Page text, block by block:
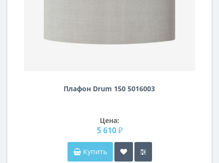
Плафон Drum 150 5016003
Цена:
5 610 ₽
Купить